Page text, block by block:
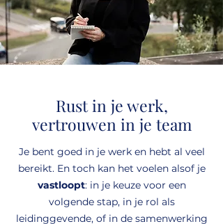
Rust in je werk,
vertrouwen in je team
Je bent goed in je werk en hebt al veel
bereikt. En toch kan het voelen alsof je
vastloopt: in je keuze voor een
volgende stap, in je rol als
leidinggevende, of in de samenwerking